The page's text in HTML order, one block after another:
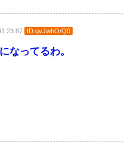
ID:qvJwhO/Q0
なってるわ。